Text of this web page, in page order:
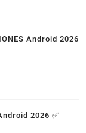
Android 2026
2026 ✅